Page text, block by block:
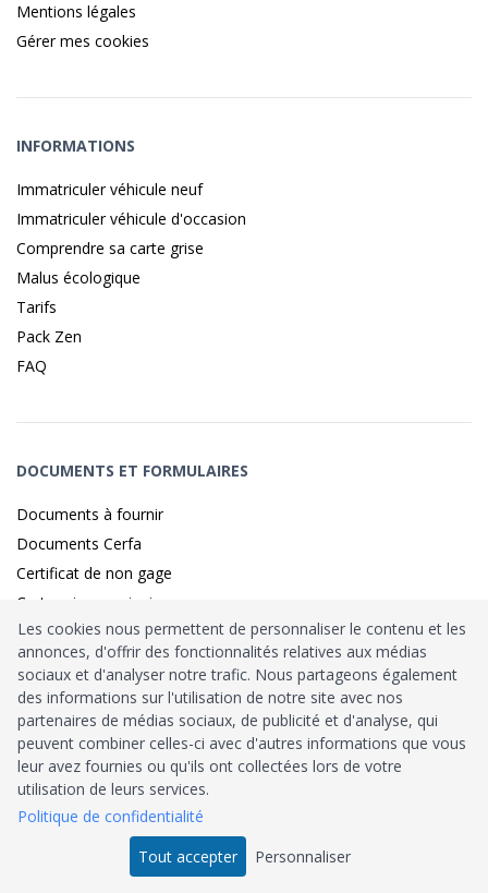
Mentions légales
Gérer mes cookies
INFORMATIONS
Immatriculer véhicule neuf
Immatriculer véhicule d'occasion
Comprendre sa carte grise
Malus écologique
Tarifs
Pack Zen
FAQ
DOCUMENTS ET FORMULAIRES
Documents à fournir
Documents Cerfa
Certificat de non gage
Carte grise provisoire
Identité sécurisé parFranceConnect
HabilitationMinistère de l’Intérieur: n°212900
Agrément Trésor Public
Tous droits réservés © 2026
Les cookies nous permettent de personnaliser le contenu et les
annonces, d'offrir des fonctionnalités relatives aux médias
sociaux et d'analyser notre trafic. Nous partageons également
des informations sur l'utilisation de notre site avec nos
partenaires de médias sociaux, de publicité et d'analyse, qui
peuvent combiner celles-ci avec d'autres informations que vous
leur avez fournies ou qu'ils ont collectées lors de votre
utilisation de leurs services.
Politique de confidentialité
Tout accepter
Personnaliser